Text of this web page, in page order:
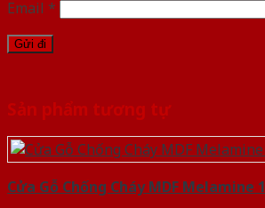
Email *
Sản phẩm tương tự
Cửa Gỗ Chống Cháy MDF Melamine 1